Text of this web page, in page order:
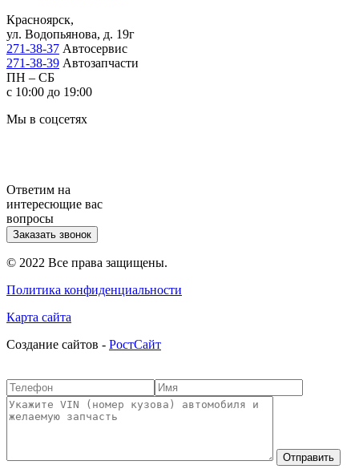
Красноярск,
ул. Водопьянова, д. 19г
271-38-37 Автосервис
271-38-39 Автозапчасти
ПН – СБ
с 10:00 до 19:00
Мы в соцсетях
Ответим на
интересющие вас
вопросы
Заказать звонок
© 2022 Все права защищены.
Политика конфиденциальности
Карта сайта
Cоздание сайтов - РостСайт